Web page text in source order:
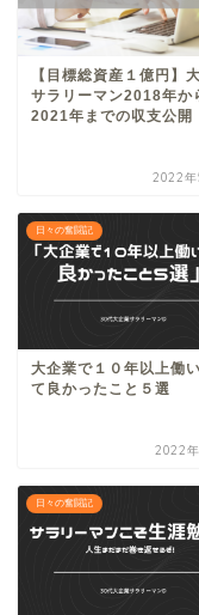
【目標総資産１億円】
サラリーマン2018年か
2021年までの収支公開
2022年
日々の奮闘記
大企業で１０年以上働
て良かったこと５選
2022
日々の奮闘記